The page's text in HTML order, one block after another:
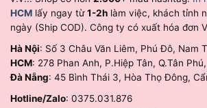
HCM lấy ngay từ1-2h làm việc, khách tỉnh
ngày (Ship COD). Công ty có xuất hóa đơn
Hà Nội: Số 3 Châu Văn Liêm, Phú Đô, Nam
HCM: 278 Phan Anh, P.Hiệp Tân, Q.Tân
Đà Nẵng: 45 Bình Thái 3, Hòa Thọ Đông,
Hotline/Zalo: 0375.031.876